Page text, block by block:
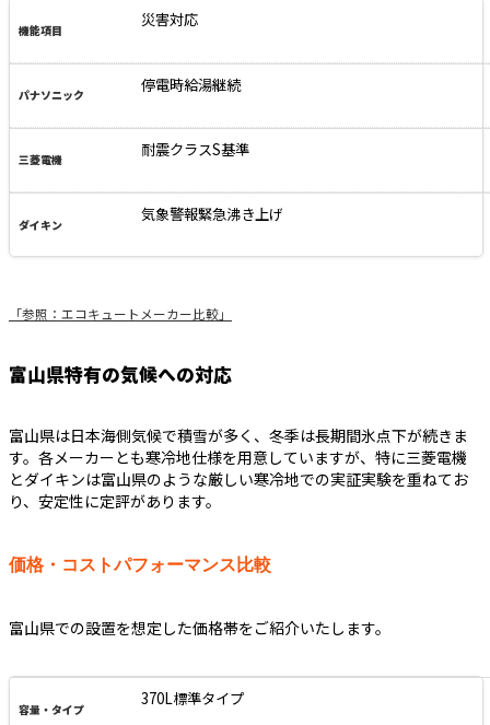
災害対応
停電時給湯継続
耐震クラスS基準
気象警報緊急沸き上げ
「参照：エコキュートメーカー比較」
富山県特有の気候への対応
富山県は日本海側気候で積雪が多く、冬季は長期間氷点下が続きま
す。各メーカーとも寒冷地仕様を用意していますが、特に三菱電機
とダイキンは富山県のような厳しい寒冷地での実証実験を重ねてお
り、安定性に定評があります。
価格・コストパフォーマンス比較
富山県での設置を想定した価格帯をご紹介いたします。
370L標準タイプ